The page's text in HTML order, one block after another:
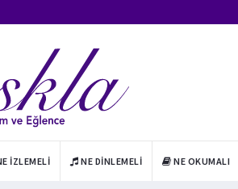
İZLEMELI NE DINLEMELI NE OKUMALI